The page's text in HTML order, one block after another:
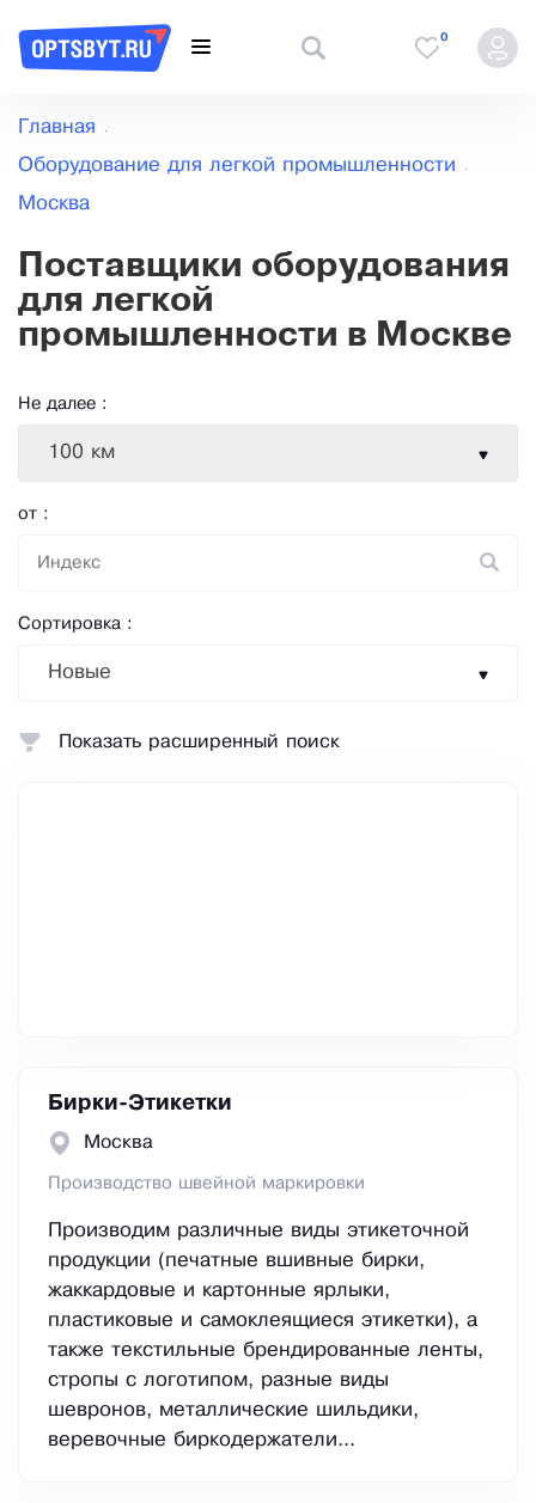
0
Главная
Оборудование для легкой промышленности
Москва
Поставщики оборудования
для легкой
промышленности в Москве
Не далее :
100 км
от :
Сортировка :
Новые
Бирки-Этикетки
Москва
Производство швейной маркировки
Производим различные виды этикеточной
продукции (печатные вшивные бирки,
жаккардовые и картонные ярлыки,
пластиковые и самоклеящиеся этикетки), а
также текстильные брендированные ленты,
стропы с логотипом, разные виды
шевронов, металлические шильдики,
веревочные биркодержатели...
Показать расширенный поиск